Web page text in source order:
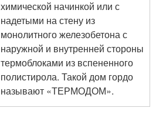
химической начинкой или с
надетыми на стену из
монолитного железобетона с
наружной и внутренней стороны
термоблоками из вспененного
полистирола. Такой дом гордо
называют «ТЕРМОДОМ».